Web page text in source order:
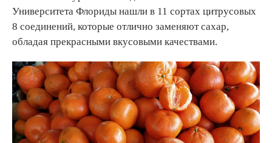
Университета Флориды нашли в 11 сортах цитрусовых
8 соединений, которые отлично заменяют сахар,
обладая прекрасными вкусовыми качествами.